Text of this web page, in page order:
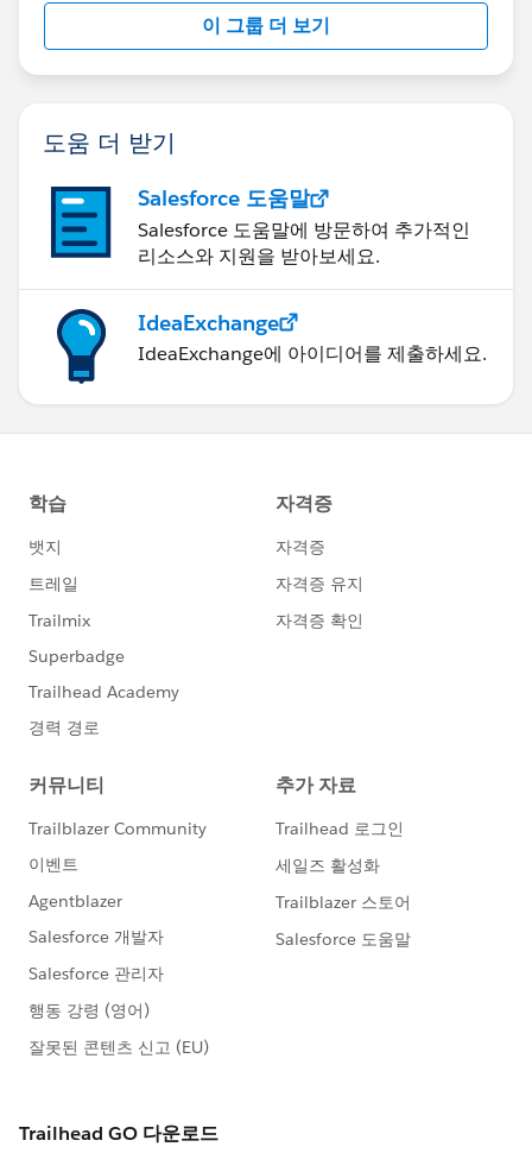
이 그룹 더 보기
도움 더 받기
Salesforce 도움말
Salesforce 도움말에 방문하여 추가적인
리소스와 지원을 받아보세요.
IdeaExchange
IdeaExchange에 아이디어를 제출하세요.